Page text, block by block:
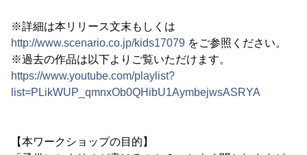
※詳細は本リリース文末もしくは
http://www.scenario.co.jp/kids17079 をご参照ください。
※過去の作品は以下よりご覧いただけます。
https://www.youtube.com/playlist?
list=PLikWUP_qmnxOb0QHibU1AymbejwsASRYA
【本ワークショップの目的】